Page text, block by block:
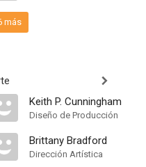
más
Keith P. Cunningham
Diseño de Producción
Brittany Bradford
Dirección Artística